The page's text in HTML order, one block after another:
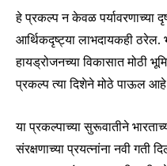
SUBSCRIBERS
conversation.
To subscribe, simply enter
or click the subscribe button
your privacy and won't
हे प्रकल्प न केवळ पर्यावरणाच्या
आर्थिकदृष्ट्या लाभदायकही ठरेल.
हायड्रोजनच्या विकासात मोठी
प्रकल्प त्या दिशेने मोठे पाऊल
या प्रकल्पाच्या सुरूवातीने
संरक्षणाच्या प्रयत्नांना नवी